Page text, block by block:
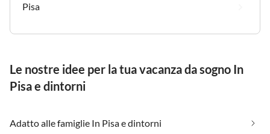
Pisa
Le nostre idee per la tua vacanza da sogno In
Pisa e dintorni
Adatto alle famiglie In Pisa e dintorni